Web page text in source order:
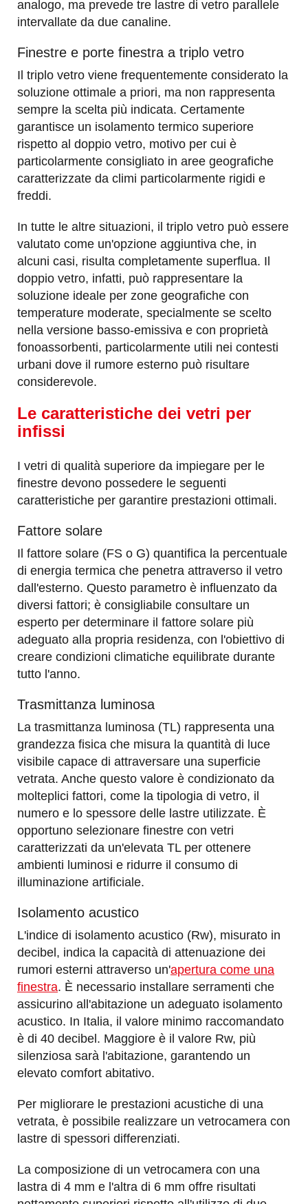
analogo, ma prevede tre lastre di vetro parallele
intervallate da due canaline.
Finestre e porte finestra a triplo vetro
Il triplo vetro viene frequentemente considerato la
soluzione ottimale a priori, ma non rappresenta
sempre la scelta più indicata. Certamente
garantisce un isolamento termico superiore
rispetto al doppio vetro, motivo per cui è
particolarmente consigliato in aree geografiche
caratterizzate da climi particolarmente rigidi e
freddi.
In tutte le altre situazioni, il triplo vetro può essere
valutato come un'opzione aggiuntiva che, in
alcuni casi, risulta completamente superflua. Il
doppio vetro, infatti, può rappresentare la
soluzione ideale per zone geografiche con
temperature moderate, specialmente se scelto
nella versione basso-emissiva e con proprietà
fonoassorbenti, particolarmente utili nei contesti
urbani dove il rumore esterno può risultare
considerevole.
Le caratteristiche dei vetri per
infissi
I vetri di qualità superiore da impiegare per le
finestre devono possedere le seguenti
caratteristiche per garantire prestazioni ottimali.
Fattore solare
Il fattore solare (FS o G) quantifica la percentuale
di energia termica che penetra attraverso il vetro
dall'esterno. Questo parametro è influenzato da
diversi fattori; è consigliabile consultare un
esperto per determinare il fattore solare più
adeguato alla propria residenza, con l'obiettivo di
creare condizioni climatiche equilibrate durante
tutto l'anno.
Trasmittanza luminosa
La trasmittanza luminosa (TL) rappresenta una
grandezza fisica che misura la quantità di luce
visibile capace di attraversare una superficie
vetrata. Anche questo valore è condizionato da
molteplici fattori, come la tipologia di vetro, il
numero e lo spessore delle lastre utilizzate. È
opportuno selezionare finestre con vetri
caratterizzati da un'elevata TL per ottenere
ambienti luminosi e ridurre il consumo di
illuminazione artificiale.
Isolamento acustico
L'indice di isolamento acustico (Rw), misurato in
decibel, indica la capacità di attenuazione dei
rumori esterni attraverso un'apertura come una
finestra. È necessario installare serramenti che
assicurino all'abitazione un adeguato isolamento
acustico. In Italia, il valore minimo raccomandato
è di 40 decibel. Maggiore è il valore Rw, più
silenziosa sarà l'abitazione, garantendo un
elevato comfort abitativo.
Per migliorare le prestazioni acustiche di una
vetrata, è possibile realizzare un vetrocamera con
lastre di spessori differenziati.
La composizione di un vetrocamera con una
lastra di 4 mm e l'altra di 6 mm offre risultati